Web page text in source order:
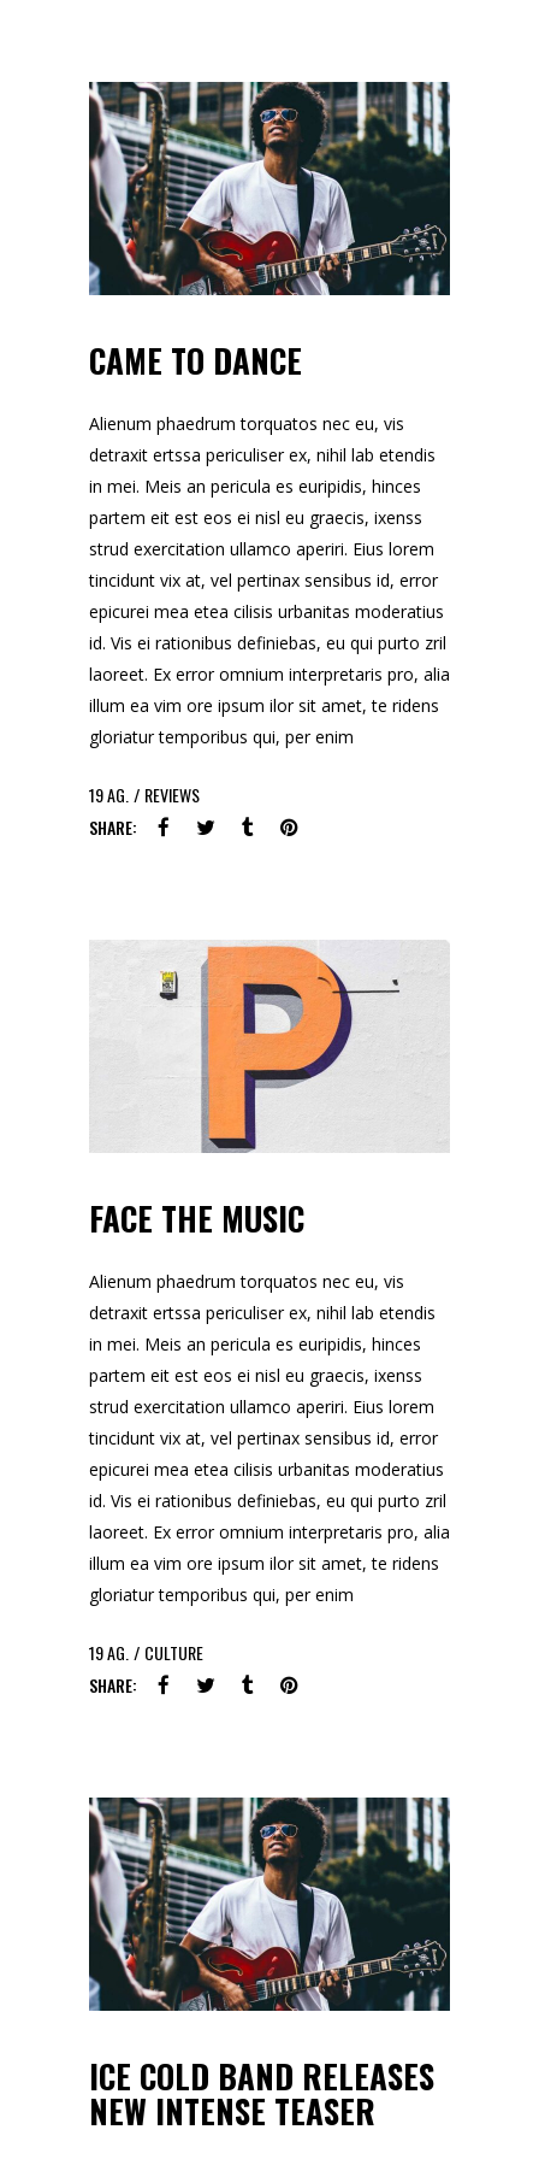
CAME TO DANCE
Alienum phaedrum torquatos nec eu, vis
detraxit ertssa periculiser ex, nihil lab etendis
in mei. Meis an pericula es euripidis, hinces
partem eit est eos ei nisl eu graecis, ixenss
strud exercitation ullamco aperiri. Eius lorem
tincidunt vix at, vel pertinax sensibus id, error
epicurei mea etea cilisis urbanitas moderatius
id. Vis ei rationibus definiebas, eu qui purto zril
laoreet. Ex error omnium interpretaris pro, alia
illum ea vim ore ipsum ilor sit amet, te ridens
gloriatur temporibus qui, per enim
19AG.
REVIEWS
SHARE:
FACE THE MUSIC
Alienum phaedrum torquatos nec eu, vis
detraxit ertssa periculiser ex, nihil lab etendis
in mei. Meis an pericula es euripidis, hinces
partem eit est eos ei nisl eu graecis, ixenss
strud exercitation ullamco aperiri. Eius lorem
tincidunt vix at, vel pertinax sensibus id, error
epicurei mea etea cilisis urbanitas moderatius
id. Vis ei rationibus definiebas, eu qui purto zril
laoreet. Ex error omnium interpretaris pro, alia
illum ea vim ore ipsum ilor sit amet, te ridens
gloriatur temporibus qui, per enim
19AG.
CULTURE
SHARE:
ICE COLD BAND RELEASES
NEW INTENSE TEASER